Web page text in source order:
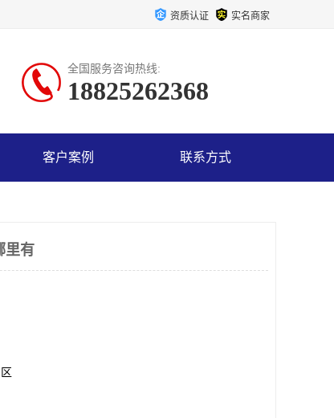
资质认证 实名商家
全国服务咨询热线:
18825262368
客户案例 联系方式
里有